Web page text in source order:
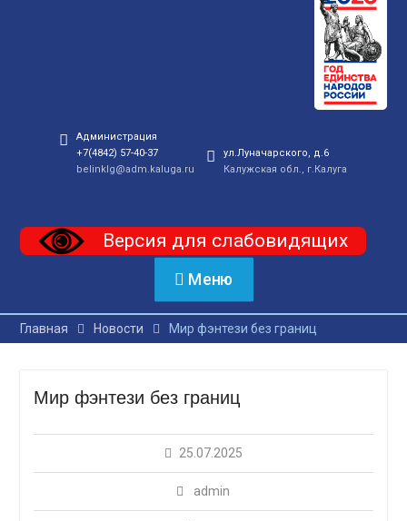
Администрация
+7(4842) 57-40-37
belinklg@adm.kaluga.ru
ул.Луначарского, д.6
Калужская обл., г.Калуга
Версия для слабовидящих
Меню
Главная Новости Мир фэнтези без границ
Мир фэнтези без границ
25.07.2025
admin